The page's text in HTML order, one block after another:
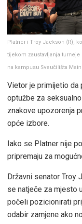
Platner i Troy Jackson (R),
tijekom zaustavljanja turneje
na kampusu Sveučilišta
Vietor je primijetio da
optužbe za
znakove upozorenja
opće izbore.
Iako se Platner nije
pripremaju za
Državni senator Troy
se natječe za mjesto
počeli pozicionirati
odabir zamjene ako